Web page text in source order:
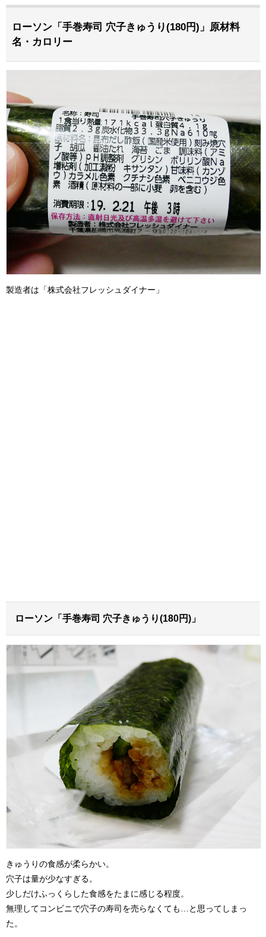
ローソン「手巻寿司 穴子きゅうり(180円)」原材料
名・カロリー
製造者は「株式会社フレッシュダイナー」
ローソン「手巻寿司 穴子きゅうり(180円)」
きゅうりの食感が柔らかい。
穴子は量が少なすぎる。
少しだけふっくらした食感をたまに感じる程度。
無理してコンビニで穴子の寿司を売らなくても…と思ってしまっ
た。